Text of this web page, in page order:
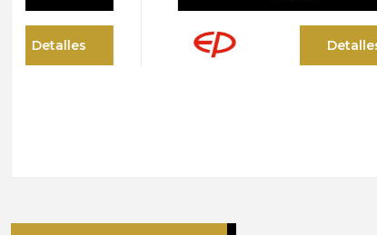
Detalles